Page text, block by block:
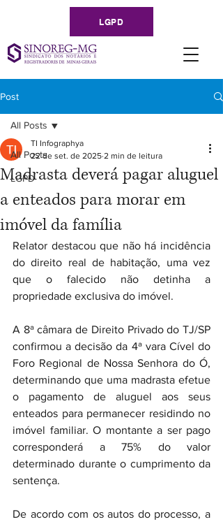
LGPD
Post
All Posts
LGPD
All Posts
Madrasta deverá pagar aluguel
a enteados para morar em
imóvel da família
TI Infographya
22 de set. de 2025 2 min de leitura
Relator destacou que não há incidência
do direito real de habitação, uma vez
que o falecido não detinha a
propriedade exclusiva do imóvel.
A 8ª câmara de Direito Privado do TJ/SP
confirmou a decisão da 4ª vara Cível do
Foro Regional de Nossa Senhora do Ó,
determinando que uma madrasta efetue
o pagamento de aluguel aos seus
enteados para permanecer residindo no
imóvel familiar. O montante a ser pago
corresponderá a 75% do valor
determinado durante o cumprimento da
sentença.
De acordo com os autos do processo, a